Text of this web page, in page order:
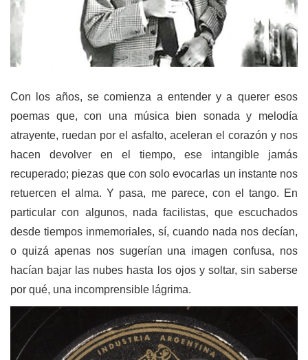
Con los años, se comienza a entender y a querer esos
poemas que, con una música bien sonada y melodía
atrayente, ruedan por el asfalto, aceleran el corazón y nos
hacen devolver en el tiempo, ese intangible jamás
recuperado; piezas que con solo evocarlas un instante nos
retuercen el alma. Y pasa, me parece, con el tango. En
particular con algunos, nada facilistas, que escuchados
desde tiempos inmemoriales, sí, cuando nada nos decían,
o quizá apenas nos sugerían una imagen confusa, nos
hacían bajar las nubes hasta los ojos y soltar, sin saberse
por qué, una incomprensible lágrima.